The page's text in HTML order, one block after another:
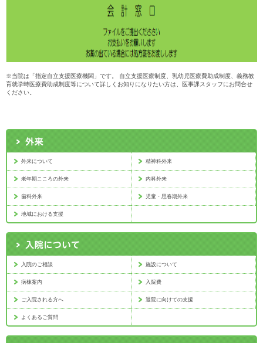
※当院は「指定自立支援医療機関」です。 自立支援医療制度、乳幼児医療費助成制度、義務教
育就学時医療費助成制度等について詳しくお知りになりたい方は、医事課スタッフにお問合せ
ください。
外来について 精神科外来
老年期こころの外来 内科外来
歯科外来 児童・思春期外来
地域における支援
入院のご相談 施設について
病棟案内 入院費
ご入院される方へ 退院に向けての支援
よくあるご質問